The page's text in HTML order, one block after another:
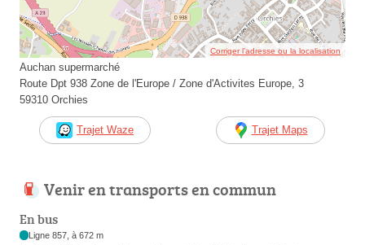
Corriger l’adresse ou la localisation
Auchan supermarché
Route Dpt 938 Zone de l'Europe / Zone d'Activites Europe, 3
59310 Orchies
Trajet Waze Trajet Maps
Venir en transports en commun
En bus
Ligne 857, à 672 m